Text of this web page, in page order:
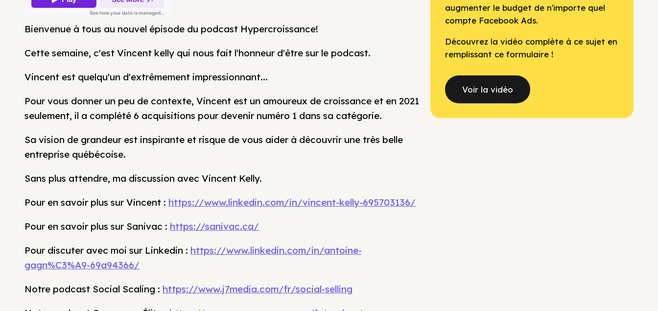
Bienvenue à tous au nouvel épisode du podcast Hypercroissance!
Cette semaine, c'est Vincent kelly qui nous fait l'honneur d'être sur le podcast.
Vincent est quelqu'un d'extrêmement impressionnant...
Pour vous donner un peu de contexte, Vincent est un amoureux de croissance et en 2021
seulement, il a complété 6 acquisitions pour devenir numéro 1 dans sa catégorie.
Sa vision de grandeur est inspirante et risque de vous aider à découvrir une très belle
entreprise québécoise.
Sans plus attendre, ma discussion avec Vincent Kelly.
Pour en savoir plus sur Vincent : https://www.linkedin.com/in/vincent-kelly-695703136/
Pour en savoir plus sur Sanivac : https://sanivac.ca/
Pour discuter avec moi sur Linkedin : https://www.linkedin.com/in/antoine-
gagn%C3%A9-69a94366/
Notre podcast Social Scaling : https://www.j7media.com/fr/social-selling
augmenter le budget de n'importe quel
compte Facebook Ads.
Découvrez la vidéo complète à ce sujet en
remplissant ce formulaire !
Voir la vidéo